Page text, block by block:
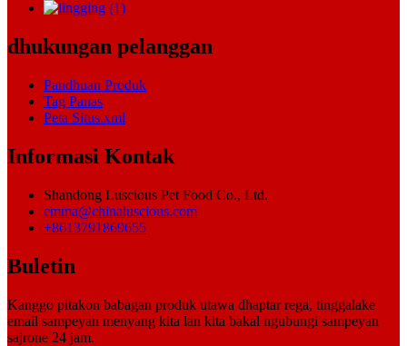
dhukungan pelanggan
Pandhuan Produk
Tag Panas
Peta Situs.xml
Informasi Kontak
Shandong Luscious Pet Food Co., Ltd.
emma@chinaluscious.com
+8613791869655
Buletin
Kanggo pitakon babagan produk utawa dhaptar rega, tinggalake
email sampeyan menyang kita lan kita bakal ngubungi sampeyan
sajrone 24 jam.